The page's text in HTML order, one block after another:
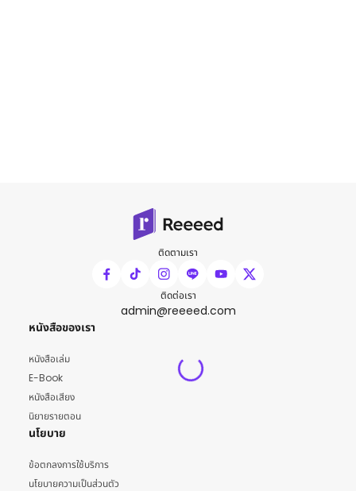
ติดตามเรา
ติดต่อเรา
admin@reeeed.com
หนังสือของเรา
หนังสือเล่ม
E-Book
หนังสือเสียง
นิยายรายตอน
นโยบาย
ข้อตกลงการใช้บริการ
นโยบายความเป็นส่วนตัว